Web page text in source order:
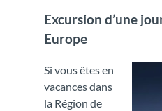
Excursion d’une
Europe
Si vous êtes en
vacances dans
la Région de